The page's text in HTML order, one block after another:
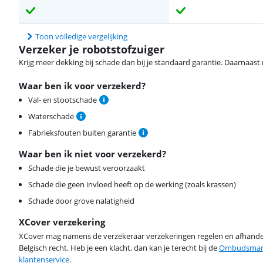
Toon volledige vergelijking
Verzeker je robotstofzuiger
Krijg meer dekking bij schade dan bij je standaard garantie.
Waar ben ik voor verzekerd?
Val- en stootschade
Waterschade
Fabrieksfouten buiten garantie
Waar ben ik niet voor verzekerd?
Schade die je bewust veroorzaakt
Schade die geen invloed heeft op de werking (zoals krassen)
Schade door grove nalatigheid
XCover verzekering
XCover mag namens de verzekeraar verzekeringen regelen en
Belgisch recht. Heb je een klacht, dan kan je terecht bij de
klantenservice.